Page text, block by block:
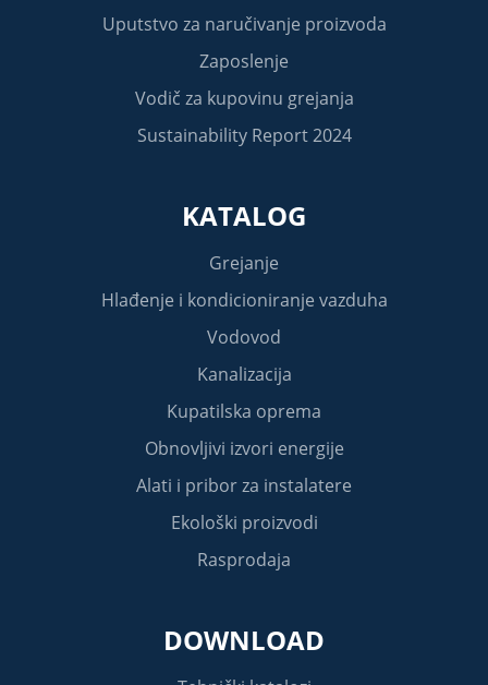
Uputstvo za naručivanje proizvoda
Zaposlenje
Vodič za kupovinu grejanja
Sustainability Report 2024
KATALOG
Grejanje
Hlađenje i kondicioniranje vazduha
Vodovod
Kanalizacija
Kupatilska oprema
Obnovljivi izvori energije
Alati i pribor za instalatere
Ekološki proizvodi
Rasprodaja
DOWNLOAD